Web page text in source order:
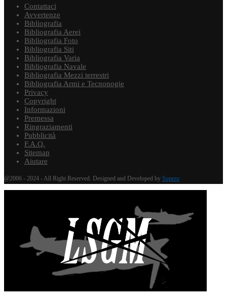
Contattaci
Avvertenze
Bibliografia
Bibliografia Aerei
Bibliografia Foto
Bibliografia Siti
Bibliografia Varia
Bibliografia Navale
Bibliografia Mezzi terrestri
Bibliografia Armi e Tecnonogie
Privacy
Copyright
Informazioni
Premessa
Ringraziamenti
Pubblicità
F.A.Q.
Sitemap
Aiutare
@2006 - 2024 - All Right Reserved. Designed and Developed by Supero